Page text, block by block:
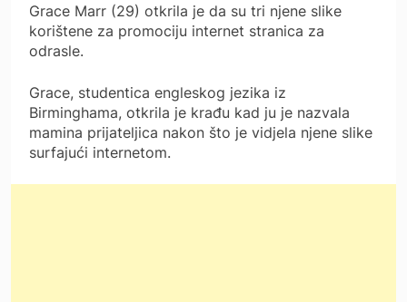
Grace Marr (29) otkrila je da su tri njene slike
korištene za promociju internet stranica za
odrasle.
Grace, studentica engleskog jezika iz
Birminghama, otkrila je krađu kad ju je nazvala
mamina prijateljica nakon što je vidjela njene slike
surfajući internetom.